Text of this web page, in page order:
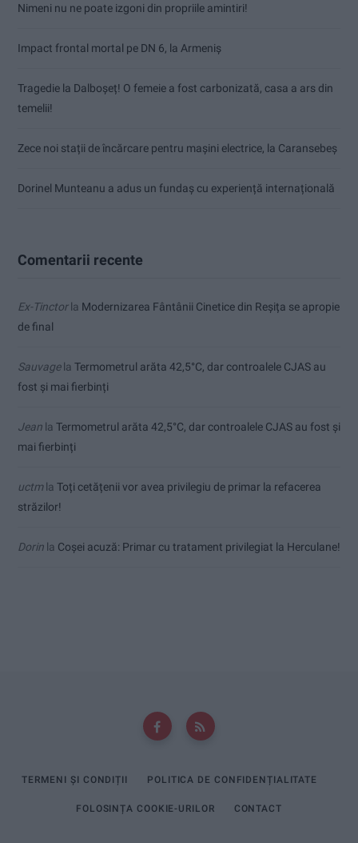
Nimeni nu ne poate izgoni din propriile amintiri!
Impact frontal mortal pe DN 6, la Armeniș
Tragedie la Dalboşeț! O femeie a fost carbonizată, casa a ars din
temelii!
Zece noi stații de încărcare pentru mașini electrice, la Caransebeș
Dorinel Munteanu a adus un fundaș cu experiență internațională
Comentarii recente
Ex-Tinctorla Modernizarea Fântânii Cinetice din Reșița se apropie
de final
Sauvagela Termometrul arăta 42,5°C, dar controalele CJAS au
fost și mai fierbinți
Jean la Termometrul arăta 42,5°C, dar controalele CJAS au fost și
mai fierbinți
uctmla Toți cetățenii vor avea privilegiu de primar la refacerea
străzilor!
Dorin la Coșei acuză: Primar cu tratament privilegiat la Herculane!
TERMENI ȘI CONDIȚII POLITICA DE CONFIDENȚIALITATE
FOLOSINȚA COOKIE-URILOR CONTACT